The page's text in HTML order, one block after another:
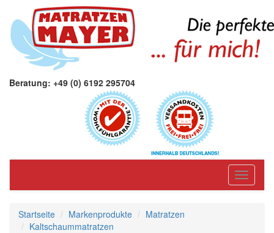
Beratung: +49 (0) 6192 295704
Toggle
Startseite Markenprodukte
Matratzen
Kaltschaummatratzen